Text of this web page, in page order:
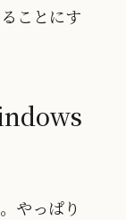
ことにす
やっぱり